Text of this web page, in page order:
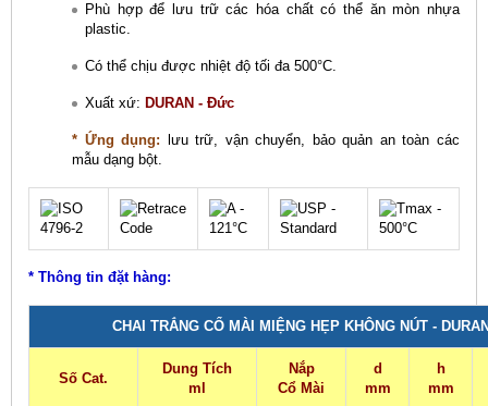
Phù hợp để lưu trữ các hóa chất có thể ăn mòn nhựa
plastic.
Có thể chịu được nhiệt độ tối đa 500°C.
Xuất xứ: DURAN - Đức
* Ứng dụng: lưu trữ, vận chuyển, bảo quản an toàn các
mẫu dạng bột.
* Thông tin đặt hàng:
CHAI TRẮNG CỔ MÀI MIỆNG HẸP KHÔNG NÚT -
Số Cat.
Dung Tích
ml
Nắp
Cổ Mài
d
mm
h
mm